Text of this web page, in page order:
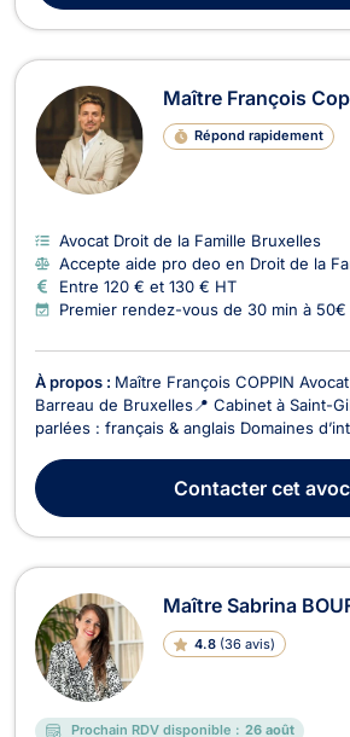
Maître François
Répond rapidement
Avocat Droit de la Famille Bruxelles
Accepte aide pro deo en Droit de la
Entre 120 € et 130 € HT
Premier rendez-vous de 30 min à 50€
À propos : Maître François COPPIN
Barreau de Bruxelles📍 Cabinet à Saint-
parlées : français & anglais Domaines
parentale, pension alimentaire, garde
immobilier : baux d’habitation,...
Contactercet
Maître Sabrina
4.8 (36 avis)
Prochain RDV disponible : 26 août